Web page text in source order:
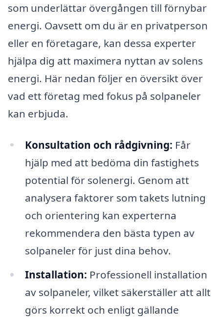
som underlättar övergången till förnybar
energi. Oavsett om du är en privatperson
eller en företagare, kan dessa experter
hjälpa dig att maximera nyttan av solens
energi. Här nedan följer en översikt över
vad ett företag med fokus på solpaneler
kan erbjuda.
Konsultation och rådgivning: Får
hjälp med att bedöma din fastighets
potential för solenergi. Genom att
analysera faktorer som takets lutning
och orientering kan experterna
rekommendera den bästa typen av
solpaneler för just dina behov.
Installation: Professionell installation
av solpaneler, vilket säkerställer att allt
görs korrekt och enligt gällande